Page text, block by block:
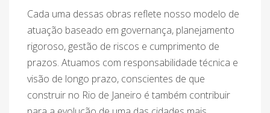
Cada uma dessas obras reflete nosso modelo de
atuação baseado em governança, planejamento
rigoroso, gestão de riscos e cumprimento de
prazos. Atuamos com responsabilidade técnica e
visão de longo prazo, conscientes de que
construir no Rio de Janeiro é também contribuir